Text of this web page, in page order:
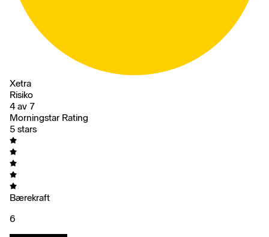
Xetra
Risiko
4 av 7
Morningstar Rating
5 stars
Bærekraft
6